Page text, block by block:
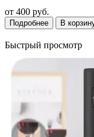
от 400 руб.
Подробнее В
Быстрый просмотр